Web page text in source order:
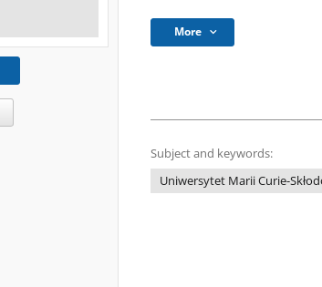
More
Subject and keywords:
Uniwersytet Marii Curie-